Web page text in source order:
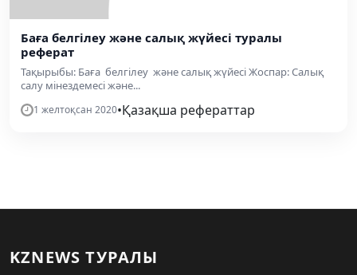
Баға белгілеу және салық жүйесі туралы
реферат
Тақырыбы: Баға белгілеу және салық жүйесі Жоспар: Салық
салу мінездемесі және...
1 желтоқсан 2020•Қазақша рефераттар
KZNEWS ТУРАЛЫ